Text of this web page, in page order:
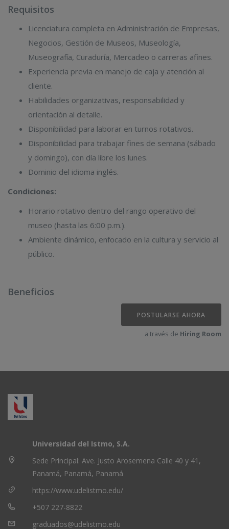
Requisitos
Licenciatura completa en Administración de Empresas,
Negocios, Gestión de Museos, Museología,
Museografía, Curaduría, Mercadeo o carreras afines.
Experiencia previa en manejo de caja y atención al
cliente.
Habilidades organizativas, responsabilidad y
orientación al detalle.
Disponibilidad para laborar en turnos rotativos.
Disponibilidad para trabajar fines de semana (sábado
y domingo), con día libre los lunes.
Dominio del idioma inglés.
Condiciones:
Horario rotativo dentro del rango operativo del
museo (hasta las 6:00 p.m.).
Ambiente dinámico, enfocado en la cultura y servicio al
público.
Beneficios
POSTULARSE AHORA
a través de Hiring Room
Universidad del Istmo, S.A.
Sede Principal: Ave. Justo Arosemena Calle 40 y 41,
Panamá, Panamá, Panamá
https://www.udelistmo.edu/
+507 227-8822
graduados@udelistmo.edu